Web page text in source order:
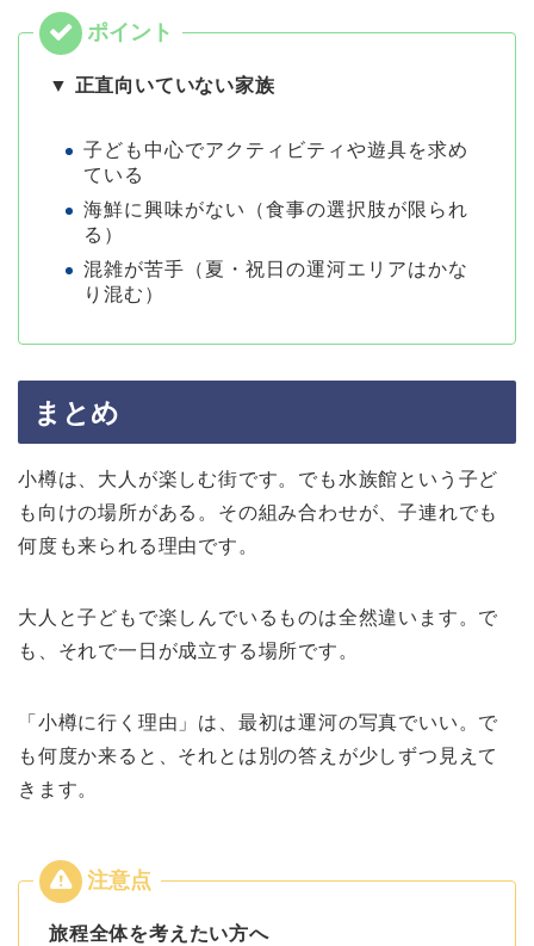
▼ 正直向いていない家族
子ども中心でアクティビティや遊具を求め
ている
海鮮に興味がない（食事の選択肢が限られ
る）
混雑が苦手（夏・祝日の運河エリアはかな
り混む）
まとめ
小樽は、大人が楽しむ街です。でも水族館という子ど
も向けの場所がある。その組み合わせが、子連れでも
何度も来られる理由です。
大人と子どもで楽しんでいるものは全然違います。で
も、それで一日が成立する場所です。
「小樽に行く理由」は、最初は運河の写真でいい。で
も何度か来ると、それとは別の答えが少しずつ見えて
きます。
旅程全体を考えたい方へ